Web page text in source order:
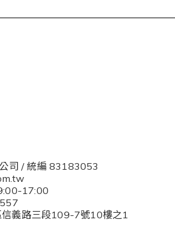
司 / 統編 83183053
17:00
信義路三段109-7號10樓之1